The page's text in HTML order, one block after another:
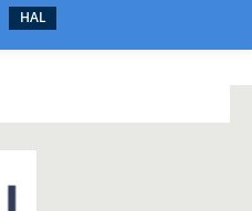
HAL